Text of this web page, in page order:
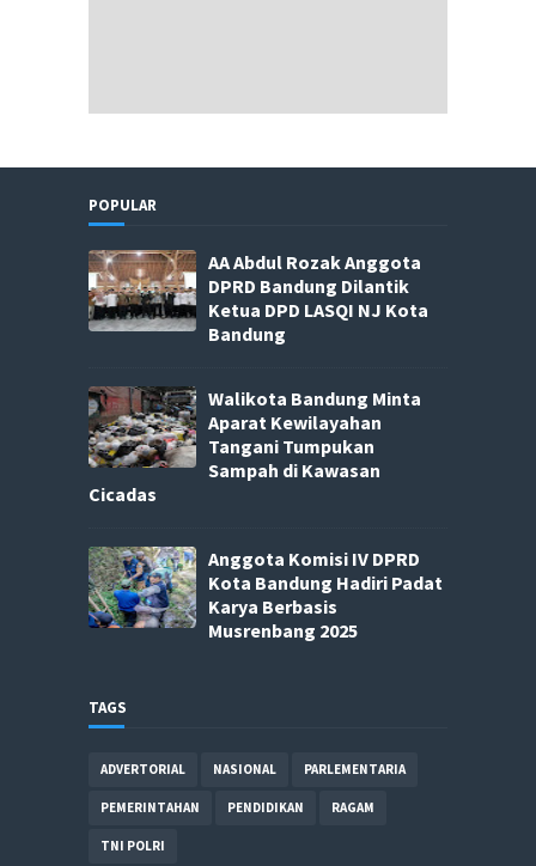
POPULAR
AA Abdul Rozak Anggota
DPRD Bandung Dilantik
Ketua DPD LASQI NJ Kota
Bandung
Walikota Bandung Minta
Aparat Kewilayahan
Tangani Tumpukan
Sampah di Kawasan
Cicadas
Anggota Komisi IV DPRD
Kota Bandung Hadiri Padat
Karya Berbasis
Musrenbang 2025
TAGS
ADVERTORIAL NASIONAL PARLEMENTARIA
PEMERINTAHAN PENDIDIKAN RAGAM
TNI POLRI